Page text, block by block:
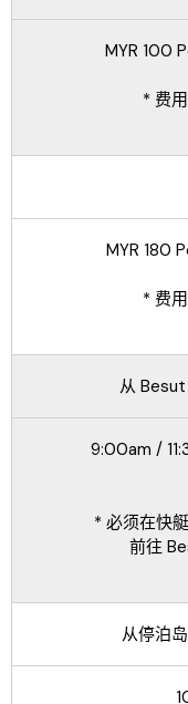
MYR 100
* 费
MYR 180
* 费
从
9:00am /
* 必须在快
前往
从停泊